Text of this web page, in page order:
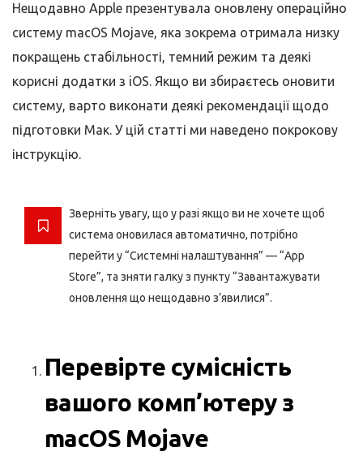
Нещодавно Apple презентувала оновлену операційно
систему macOS Mojave, яка зокрема отримала низку
покращень стабільності, темний режим та деякі
корисні додатки з iOS. Якщо ви збираєтесь оновити
систему, варто виконати деякі рекомендації щодо
підготовки Мак. У цій статті ми наведено покрокову
інструкцію.
Зверніть увагу, що у разі якщо ви не хочете щоб
система оновилася автоматично, потрібно
перейти у “Системні налаштування” — “App
Store”, та зняти галку з пункту “Завантажувати
оновлення що нещодавно з’явилися”.
Перевірте сумісність
вашого комп’ютеру з
macOS Mojave